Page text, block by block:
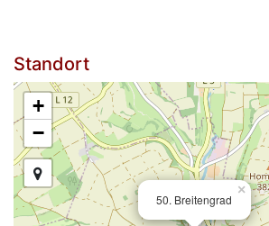
Standort
50. Breitengrad
×
+
−